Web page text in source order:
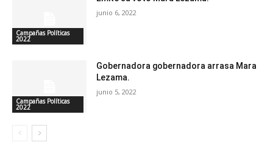
Campañas Políticas
2022
junio 6, 2022
Campañas Políticas
2022
Gobernadora gobernadora arrasa Mara
Lezama.
junio 5, 2022